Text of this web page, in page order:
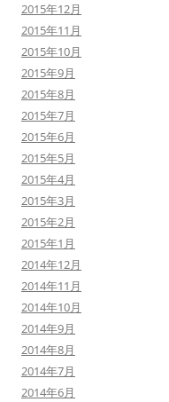
2015年12月
2015年11月
2015年10月
2015年9月
2015年8月
2015年7月
2015年6月
2015年5月
2015年4月
2015年3月
2015年2月
2015年1月
2014年12月
2014年11月
2014年10月
2014年9月
2014年8月
2014年7月
2014年6月